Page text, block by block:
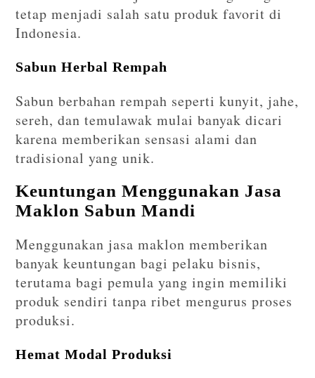
tetap menjadi salah satu produk favorit di
Indonesia.
Sabun Herbal Rempah
Sabun berbahan rempah seperti kunyit, jahe,
sereh, dan temulawak mulai banyak dicari
karena memberikan sensasi alami dan
tradisional yang unik.
Keuntungan Menggunakan Jasa
Maklon Sabun Mandi
Menggunakan jasa maklon memberikan
banyak keuntungan bagi pelaku bisnis,
terutama bagi pemula yang ingin memiliki
produk sendiri tanpa ribet mengurus proses
produksi.
Hemat Modal Produksi